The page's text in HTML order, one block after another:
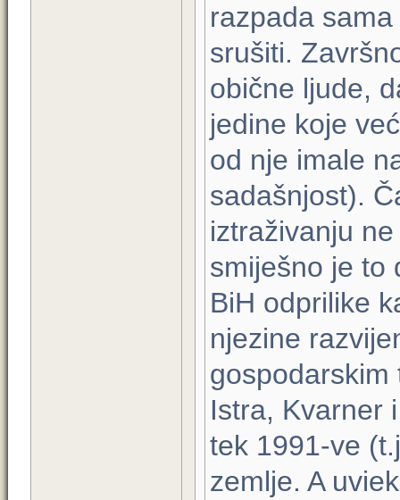
razpada
srušiti.
obične ljude,
jedine koje
od nje imale
sadašnjost).
iztraživanju
smiješno je to
BiH odprilike
njezine
gospodarskim
Istra, Kvarner
tek 1991-ve
zemlje. A